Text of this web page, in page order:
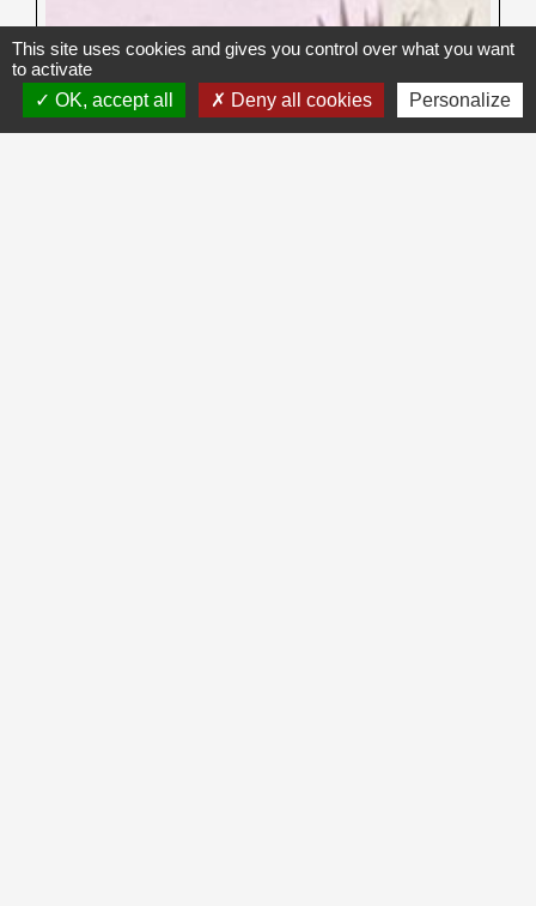
This site uses cookies and gives you control over what you want
to activate
OK, accept all
Deny all cookies Personalize